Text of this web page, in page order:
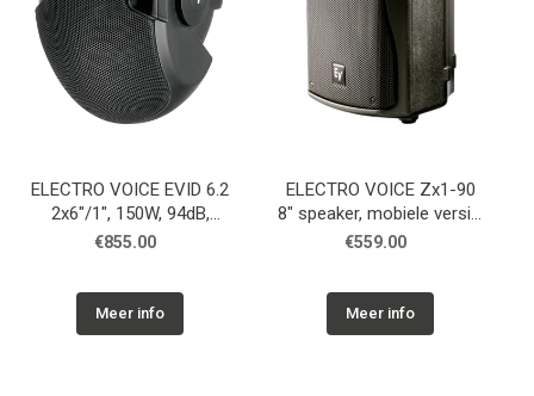
ELECTRO VOICE EVID 6.2
2x6"/1", 150W, 94dB,
100°x80°, binnen/buiten,
€855.00
Meer info
ELECTRO VOICE Zx1-90
8" speaker, mobiele versie,
zwart
€559.00
Meer info